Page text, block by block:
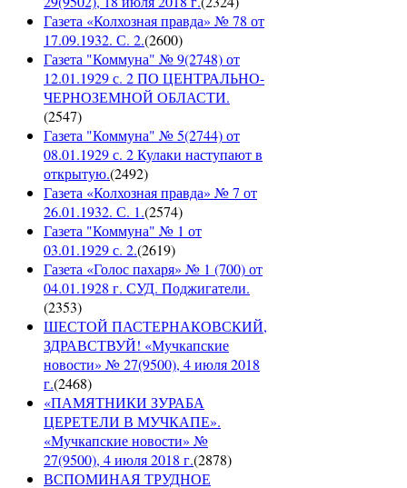
Газета «Колхозная правда» № 78 от
17.09.1932. С. 2.(2600)
Газета "Коммуна" № 9(2748) от
12.01.1929 с. 2 ПО ЦЕНТРАЛЬНО-
ЧЕРНОЗЕМНОЙ ОБЛАСТИ.
(2547)
Газета "Коммуна" № 5(2744) от
08.01.1929 с. 2 Кулаки наступают в
открытую.(2492)
Газета «Колхозная правда» № 7 от
26.01.1932. С. 1.(2574)
Газета "Коммуна" № 1 от
03.01.1929 с. 2.(2619)
Газета «Голос пахаря» № 1 (700) от
04.01.1928 г. СУД. Поджигатели.
(2353)
ШЕСТОЙ ПАСТЕРНАКОВСКИЙ,
ЗДРАВСТВУЙ! «Мучкапские
новости» № 27(9500), 4 июля 2018
г.(2468)
«ПАМЯТНИКИ ЗУРАБА
ЦЕРЕТЕЛИ В МУЧКАПЕ».
«Мучкапские новости» №
27(9500), 4 июля 2018 г.(2878)
ВСПОМИНАЯ ТРУДНОЕ